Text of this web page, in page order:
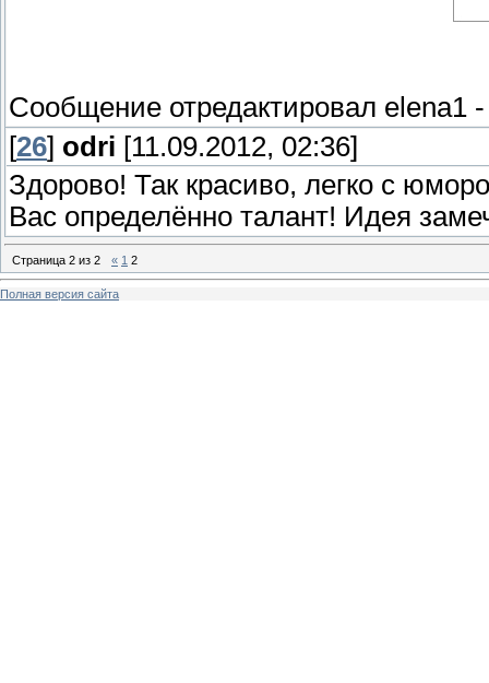
Сообщение отредактировал elena1
[26] odri [11.09.2012, 02:36]
Здорово! Так красиво, легко с
Вас определённо талант! Идея
Страница 2 из 2 « 1 2
Полная версия сайта